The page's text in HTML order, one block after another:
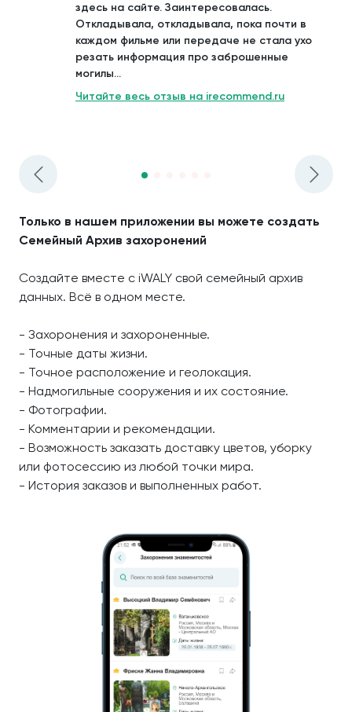
здесь на сайте. Заинтересовалась.
Откладывала, откладывала, пока почти в
каждом фильме или передаче не стала ухо
резать информация про заброшенные
могилы...
Читайте весь отзыв на irecommend.ru
Только в нашем приложении вы можете создать
Семейный Архив захоронений
Создайте вместе с iWALY свой семейный архив
данных. Всё в одном месте.
- Захоронения и захороненные.
- Точные даты жизни.
- Точное расположение и геолокация.
- Надмогильные сооружения и их состояние.
- Фотографии.
- Комментарии и рекомендации.
- Возможность заказать доставку цветов, уборку
или фотосессию из любой точки мира.
- История заказов и выполненных работ.